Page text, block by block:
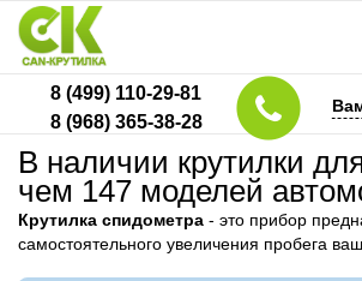
8 (499) 110-29-81
8 (968) 365-38-28
В наличии крутилки
чем 147 моделей
Крутилка спидометра - это прибор
самостоятельного увеличения пробега